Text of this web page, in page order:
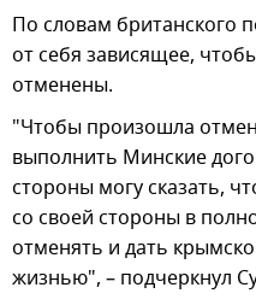
По словам британского
от себя зависящее,
отменены.
"Чтобы произошла
выполнить Минские
стороны могу сказать,
со своей стороны в
отменять и дать
жизнью", – подчеркнул